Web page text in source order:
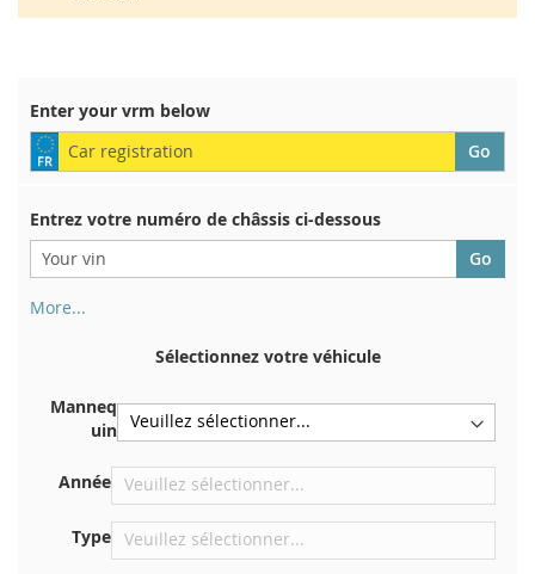
Enter your vrm below
Entrez votre numéro de châssis ci-dessous
More...
d'immatriculation. Et aussi dans la voiture
Centrer contre la cloison sous le capot
Directement dans le compartiment moteur
Près du pare-brise, sur le tableau de bord
Dans le montant de porte arrière droit
Sélectionnez votre véhicule
Manneq
uin
Année
Type